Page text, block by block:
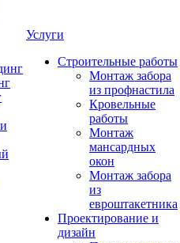
Услуги
Строительные работы
Монтаж забора
из профнастила
Кровельные
работы
Монтаж
мансардных
окон
Монтаж забора
из
евроштакетника
Проектирование и
дизайн